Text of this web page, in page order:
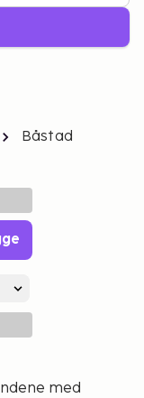
Båstad
med